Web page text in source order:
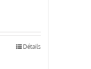
Détails